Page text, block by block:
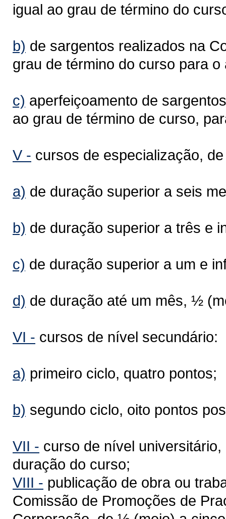
igual ao grau de término do
b) de sargentos realizados na
grau de término do curso para
c) aperfeiçoamento de
ao grau de término de curso,
V - cursos de especialização,
a) de duração superior a seis
b) de duração superior a três e
c) de duração superior a um e
d) de duração até um mês, ½
VI - cursos de nível secundário:
a) primeiro ciclo, quatro pontos;
b) segundo ciclo, oito pontos
VII - curso de nível
duração do curso;
VIII - publicação de obra ou
Comissão de Promoções de